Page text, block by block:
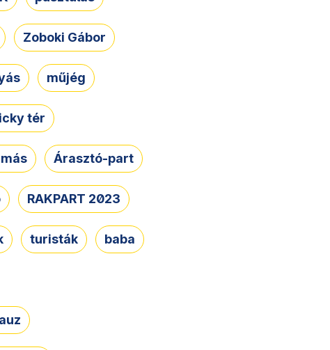
Zoboki Gábor
műjég
tér
Árasztó-part
RAKPART 2023
turisták baba